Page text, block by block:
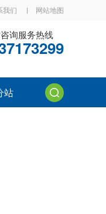
我们 网站地图
询服务热线
站